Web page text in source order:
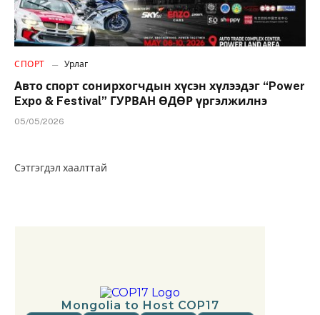
СПОРТ Урлаг
Авто спорт сонирхогчдын хүсэн хүлээдэг “Power
Expo & Festival” ГУРВАН ӨДӨР үргэлжилнэ
05/05/2026
Сэтгэгдэл хаалттай